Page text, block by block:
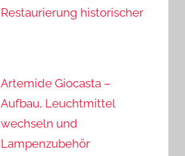
Restaurierung historischer
Artemide Giocasta –
Aufbau, Leuchtmittel
wechseln und
Lampenzubehör